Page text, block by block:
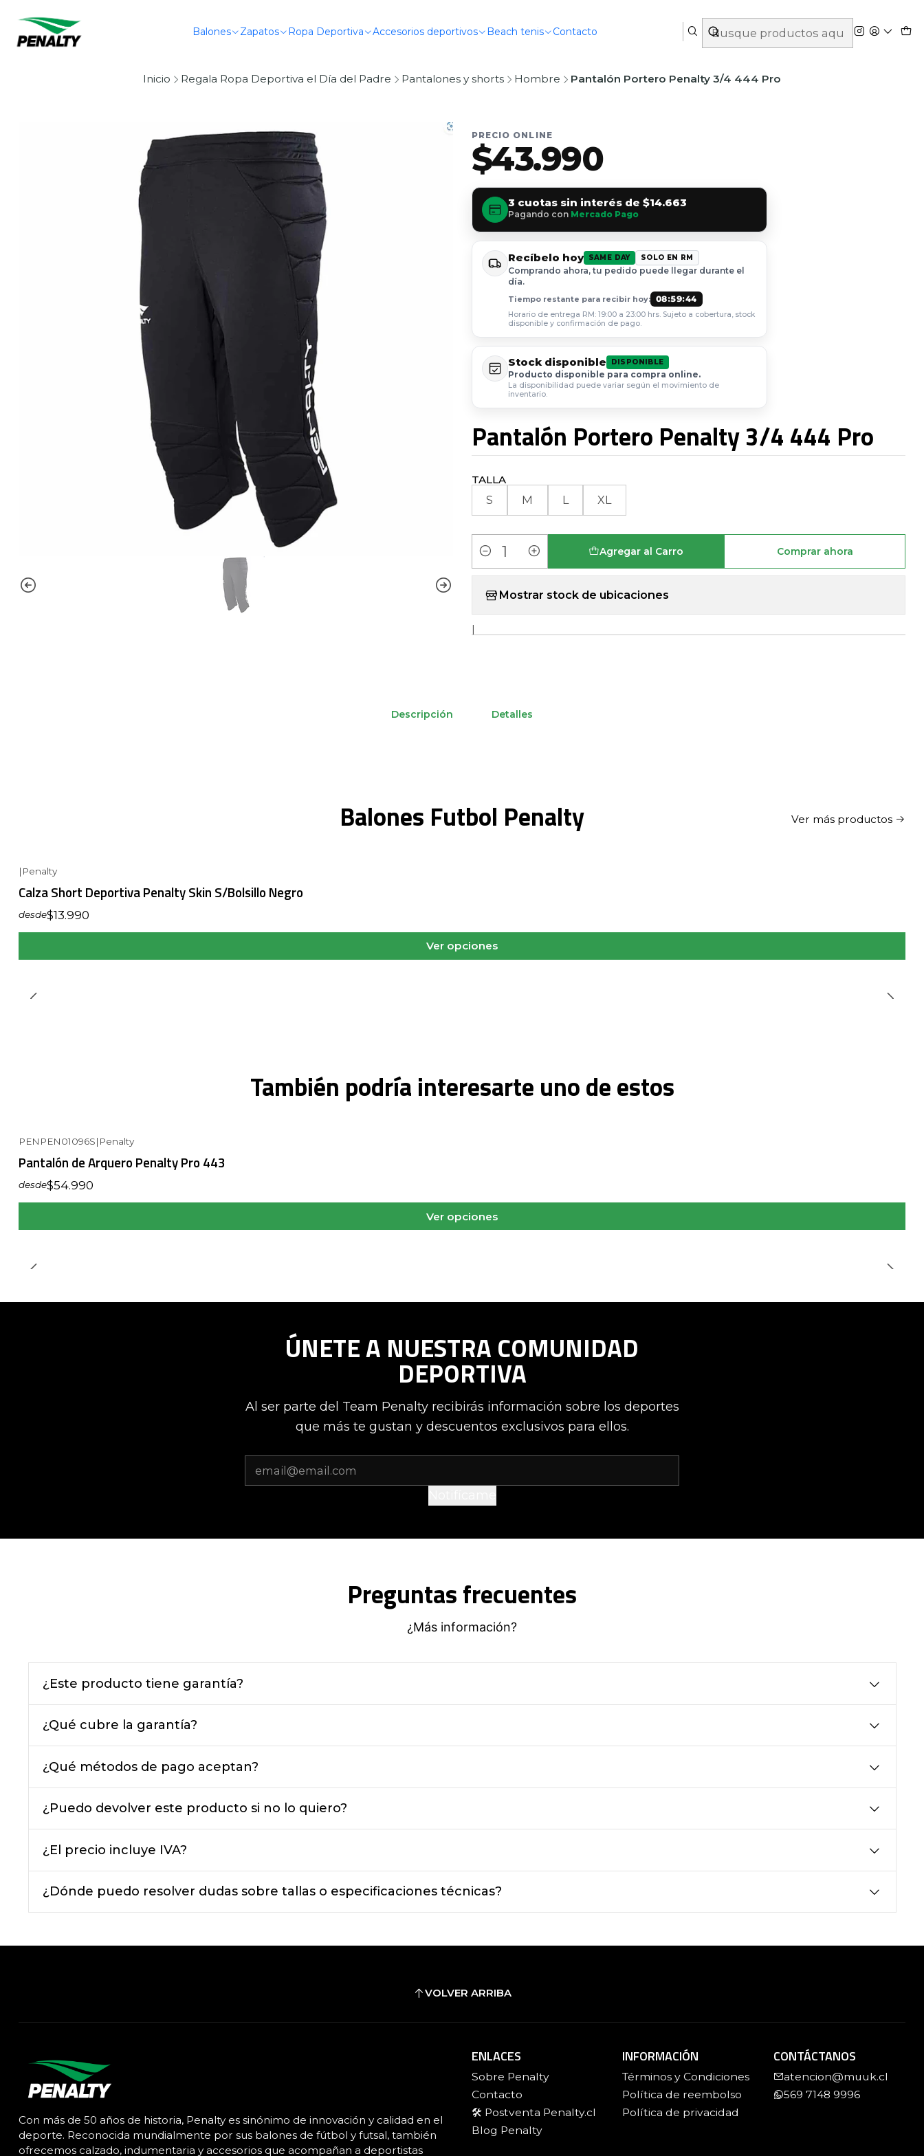
Balones Zapatos Ropa Deportiva Accesorios deportivos Beach tenis Contacto
Inicio Regala Ropa Deportiva el Día del Padre Pantalones y shorts Hombre Pantalón Portero Penalty 3/4 444 Pro
PRECIO ONLINE
$43.990
3 cuotas sin interés de $14.663
Pagando con Mercado Pago
Recíbelo hoy SAME DAY SOLO EN RM
Comprando ahora, tu pedido puede llegar durante el
día.
Tiempo restante para recibir hoy: 08:59:43
Horario de entrega RM: 19:00 a 23:00 hrs. Sujeto a cobertura, stock
disponible y confirmación de pago.
Stock disponible DISPONIBLE
Producto disponible para compra online.
La disponibilidad puede variar según el movimiento de
inventario.
Pantalón Portero Penalty 3/4 444 Pro
TALLA
S M L XL
Cantidad
Agregar al Carro Comprar ahora
Mostrar stock de ubicaciones
|
Descripción Detalles
Balones Futbol Penalty Ver más productos
| Penalty
Calza Short Deportiva Penalty Skin S/Bolsillo Negro
desde$13.990
Ver opciones
También podría interesarte uno de estos
PENPEN01096S| Penalty
Pantalón de Arquero Penalty Pro 443
desde$54.990
Ver opciones
ÚNETE A NUESTRA COMUNIDAD
DEPORTIVA
Al ser parte del Team Penalty recibirás información sobre los deportes
que más te gustan y descuentos exclusivos para ellos.
Preguntas frecuentes
¿Más información?
¿Este producto tiene garantía?
¿Qué cubre la garantía?
¿Qué métodos de pago aceptan?
¿Puedo devolver este producto si no lo quiero?
¿El precio incluye IVA?
¿Dónde puedo resolver dudas sobre tallas o especificaciones técnicas?
VOLVER ARRIBA
Con más de 50 años de historia, Penalty es sinónimo de innovación y calidad en el
deporte. Reconocida mundialmente por sus balones de fútbol y futsal, también
ofrecemos calzado, indumentaria y accesorios que acompañan a deportistas
ENLACES
Sobre Penalty
Contacto
🛠️ Postventa Penalty.cl
Blog Penalty
INFORMACIÓN
Términos y Condiciones
Política de reembolso
Política de privacidad
CONTÁCTANOS
atencion@muuk.cl
569 7148 9996